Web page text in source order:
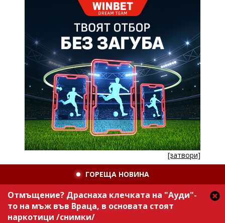
[затвори]
ГОРЕЩА НОВИНА
Отмъщение? Драснаха клечката на "Ауди"-
то на мъж във Враца, в основата стоят
наркотици /снимки/